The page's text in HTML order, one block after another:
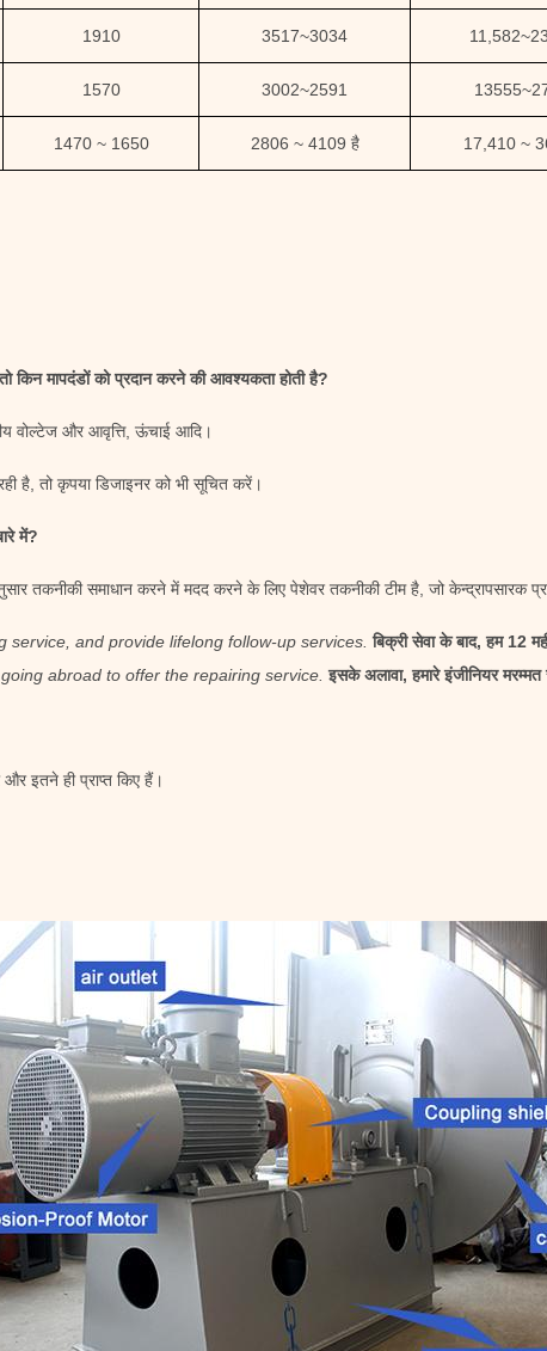
1910 3517~3034 11,582~
1570 3002~2591 13555~
1470 ~ 1650 2806 ~ 4109 है 17,410 ~
किन मापदंडों को प्रदान करने की आवश्यकता होती है?
वोल्टेज और आवृत्ति, ऊंचाई आदि।
है, तो कृपया डिजाइनर को भी सूचित करें।
में?
तकनीकी समाधान करने में मदद करने के लिए पेशेवर तकनीकी टीम है, जो केन्द्रापसारक
and provide lifelong follow-up services. बिक्री सेवा के बाद, हम 12
abroad to offer the repairing service. इसके अलावा, हमारे इंजीनियर
इतने ही प्राप्त किए हैं।